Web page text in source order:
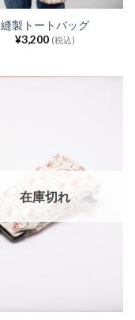
縫製トートバッグ
¥3,200 (税込)
在庫切れ